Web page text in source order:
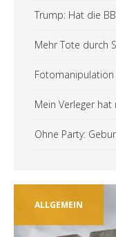
Trump: Hat die
Mehr Tote durch
Fotomanipulation
Mein Verleger
Ohne Party:
ALLGEMEIN